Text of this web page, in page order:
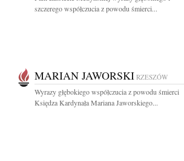
szczerego współczucia z powodu śmierci...
MARIAN JAWORSKI RZESZÓW
Wyrazy głębokiego współczucia z powodu śmierci
Księdza Kardynała Mariana Jaworskiego...